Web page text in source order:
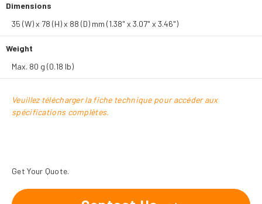
Dimensions
35 (W) x 78 (H) x 88 (D) mm (1.38" x 3.07" x 3.46")
Weight
Max. 80 g (0.18 lb)
Veuillez télécharger la fiche technique pour accéder aux
spécifications complètes.
Get Your Quote.